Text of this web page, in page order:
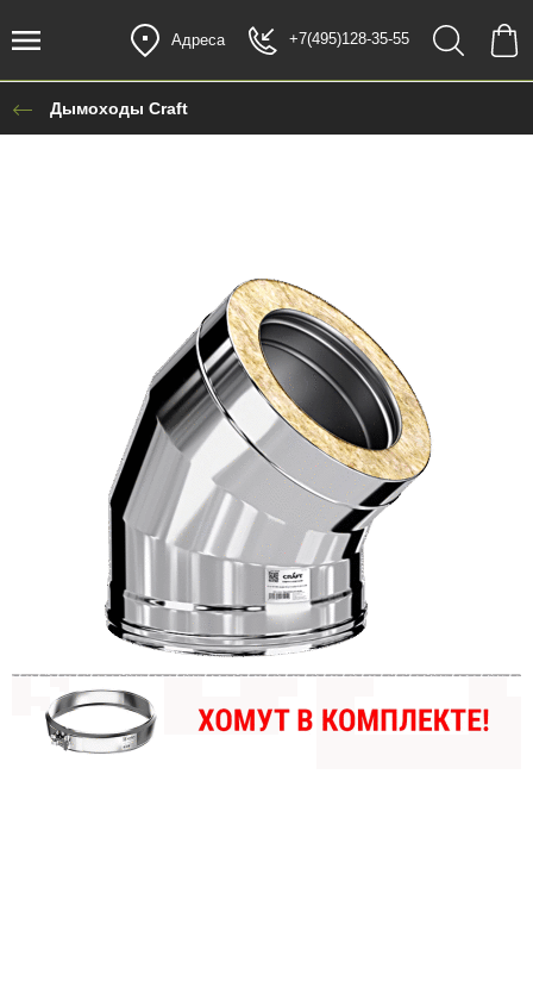
Адреса +7(495)128-35-55
Дымоходы Craft